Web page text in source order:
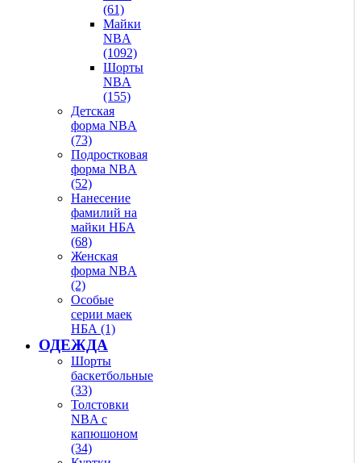
(61)
Майки
NBA
(1092)
Шорты
NBA
(155)
Детская
форма NBA
(73)
Подростковая
форма NBA
(52)
Нанесение
фамилий на
майки НБА
(68)
Женская
форма NBA
(2)
Особые
серии маек
НБА (1)
ОДЕЖДА
Шорты
баскетбольные
(33)
Толстовки
NBA с
капюшоном
(34)